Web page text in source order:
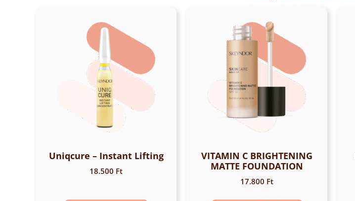
Uniqcure – Instant Lifting
18.500 Ft
VITAMIN C BRIGHTENING
MATTE FOUNDATION
17.800 Ft